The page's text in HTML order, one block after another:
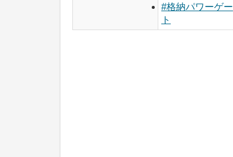
#格納パワーゲー
ト